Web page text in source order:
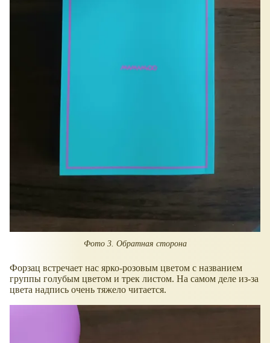
Фото 3. Обратная сторона
Форзац встречает нас ярко-розовым цветом с названием
группы голубым цветом и трек листом. На самом деле из-за
цвета надпись очень тяжело читается.